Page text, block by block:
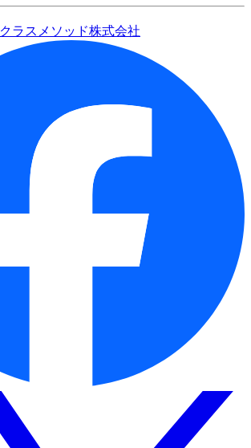
クラスメソッド株式会社